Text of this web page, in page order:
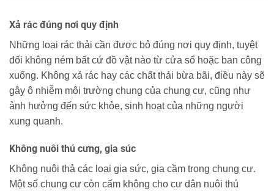
Xả rác đúng nơi quy định
Những loại rác thải cần được bỏ đúng nơi quy định, tuyệt
đối không ném bất cứ đồ vật nào từ cửa sổ hoặc ban công
xuống. Không xả rác hay các chất thải bừa bãi, điều này sẽ
gây ô nhiễm môi trường chung của chung cư, cũng như
ảnh hưởng đến sức khỏe, sinh hoạt của những người
xung quanh.
Không nuôi thú cưng, gia súc
Không nuôi thả các loại gia sức, gia cầm trong chung cư.
Một số chung cư còn cấm không cho cư dân nuôi thú